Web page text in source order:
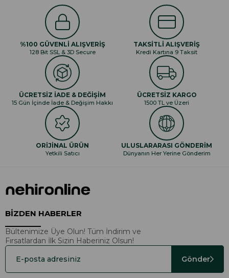
%100 GÜVENLİ ALIŞVERİŞ
128 Bit SSL & 3D Secure
TAKSİTLİ ALIŞVERİŞ
Kredi Kartına 9 Taksit
ÜCRETSİZ İADE & DEĞİŞİM
15 Gün İçinde İade & Değişim Hakkı
ÜCRETSİZ KARGO
1500 TL ve Üzeri
ORİJİNAL ÜRÜN
Yetkili Satıcı
ULUSLARARASI GÖNDERİM
Dünyanın Her Yerine Gönderim
BİZDEN HABERLER
Bültenimize Üye Olun! Tüm İndirim ve
Fırsatlardan İlk Sizin Haberiniz Olsun!
Gönder